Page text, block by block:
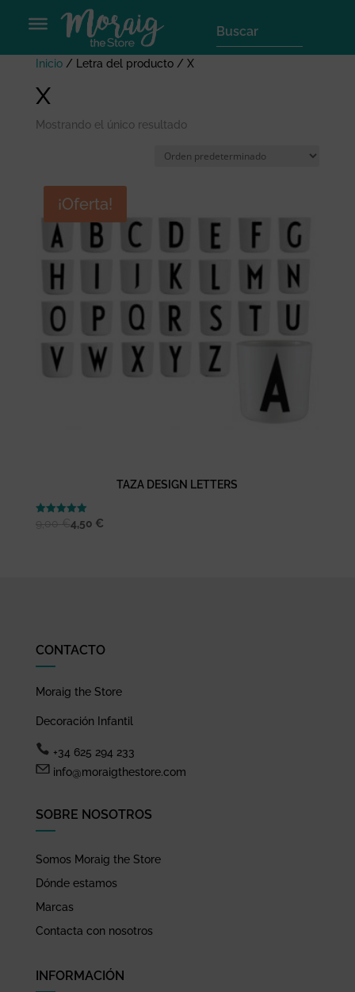
Inicio/ Letra del producto / X
X
Mostrando el único resultado
¡Oferta!
TAZA DESIGN LETTERS
4,50 €
CONTACTO
Moraig the Store
Decoración Infantil
+34 625 294 233
info@moraigthestore.com
SOBRE NOSOTROS
Somos Moraig the Store
Dónde estamos
Marcas
Contacta con nosotros
INFORMACIÓN